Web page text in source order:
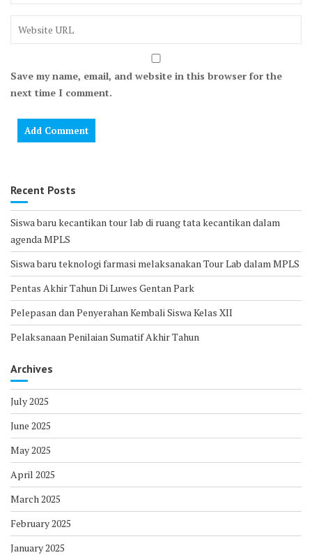
Save my name, email, and website in this browser for the
next time I comment.
Recent Posts
Siswa baru kecantikan tour lab di ruang tata kecantikan dalam
agenda MPLS
Siswa baru teknologi farmasi melaksanakan Tour Lab dalam MPLS
Pentas Akhir Tahun Di Luwes Gentan Park
Pelepasan dan Penyerahan Kembali Siswa Kelas XII
Pelaksanaan Penilaian Sumatif Akhir Tahun
Archives
July 2025
June 2025
May 2025
April 2025
March 2025
February 2025
January 2025